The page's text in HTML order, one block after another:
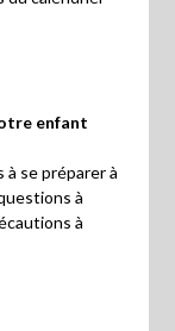
enfant
se préparer à
à
à